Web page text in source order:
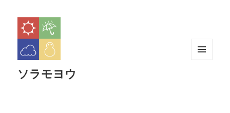
ソラモヨウ